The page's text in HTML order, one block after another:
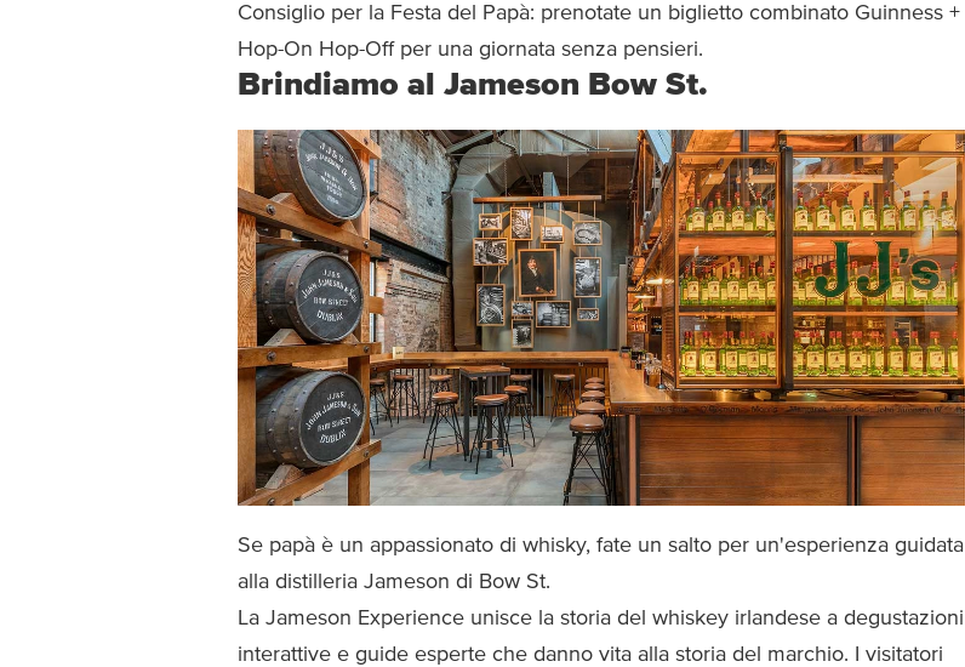
Consiglio per la Festa del Papà: prenotate un biglietto combinato Guinness +
Hop-On Hop-Off per una giornata senza pensieri.
Brindiamo al Jameson Bow St.
Se papà è un appassionato di whisky, fate un salto per un'esperienza guidata
alla distilleria Jameson di Bow St.
La Jameson Experience unisce la storia del whiskey irlandese a degustazioni
interattive e guide esperte che danno vita alla storia del marchio. I visitatori